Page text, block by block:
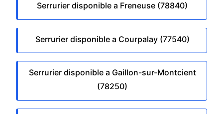
Serrurier disponible a Freneuse (78840)
Serrurier disponible a Courpalay (77540)
Serrurier disponible a Gaillon-sur-Montcient
(78250)